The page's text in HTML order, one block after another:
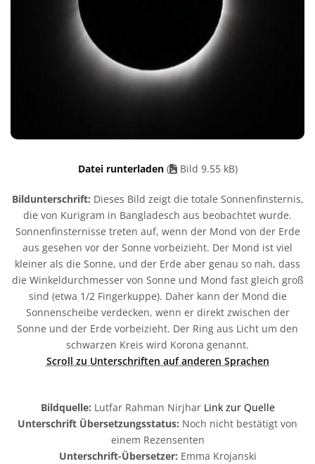
Datei runterladen ( Bild 9.55 kB)
Bildunterschrift: Dieses Bild zeigt die totale Sonnenfinsternis,
die von Kurigram in Bangladesch aus beobachtet wurde.
Sonnenfinsternisse treten auf, wenn der Mond von der Erde
aus gesehen vor der Sonne vorbeizieht. Der Mond ist viel
kleiner als die Sonne, und der Erde aber genau so nah, dass
die Winkeldurchmesser von Sonne und Mond fast gleich groß
sind (etwa 1/2 Fingerkuppe). Daher kann der Mond die
Sonnenscheibe verdecken, wenn er direkt zwischen der
Sonne und der Erde vorbeizieht. Der Ring aus Licht um den
schwarzen Kreis wird Korona genannt.
Scroll zu Unterschriften auf anderen Sprachen
Bildquelle: Lutfar Rahman Nirjhar Link zur Quelle
Unterschrift Übersetzungsstatus: Noch nicht bestätigt von
einem Rezensenten
Unterschrift-Übersetzer: Emma Krojanski